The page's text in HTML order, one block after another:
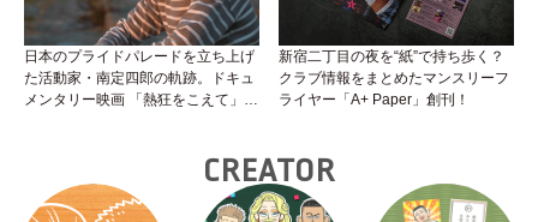
日本のプライドパレードを立ち上げ
た活動家・南定四郎の軌跡。ドキュ
メンタリー映画 「熱狂をこえて」公
新宿二丁目の夜を“紙”で持ち歩く？
クラブ情報をまとめたマンスリーフ
ライヤー「A+ Paper」創刊！
CREATOR